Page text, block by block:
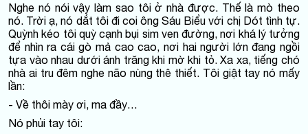
Nghe nó nói vậy làm sao tôi ở nhà được. Thế là mò theo
nó. Trời ạ, nó dắt tôi đi coi ông Sáu Biểu với chị Dót tình tự.
Quỳnh kéo tôi quỳ cạnh bụi sim ven đường, nơi khá lý tưởng
để nhìn ra cái gò mả cao cao, nơi hai người lớn đang ngồi
tựa vào nhau dưới ánh trăng khi mờ khi tỏ. Xa xa, tiếng chó
nhà ai tru đêm nghe não nùng thê thiết. Tôi giật tay nó mấy
lần:
- Về thôi mày ơi, ma đầy…
Nó phủi tay tôi: